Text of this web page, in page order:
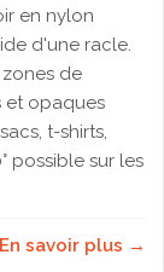
en nylon
d'une racle.
de
et opaques
t-shirts,
possible sur les
En savoir plus →